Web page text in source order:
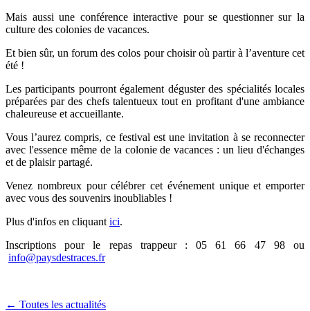
Mais aussi une conférence interactive pour se questionner sur la
culture des colonies de vacances.
Et bien sûr, un forum des colos pour choisir où partir à l’aventure cet
été !
Les participants pourront également déguster des spécialités locales
préparées par des chefs talentueux tout en profitant d'une ambiance
chaleureuse et accueillante.
Vous l’aurez compris, ce festival est une invitation à se reconnecter
avec l'essence même de la colonie de vacances : un lieu d'échanges
et de plaisir partagé.
Venez nombreux pour célébrer cet événement unique et emporter
avec vous des souvenirs inoubliables !
Plus d'infos en cliquant ici.
Inscriptions pour le repas trappeur : 05 61 66 47 98 ou
info@paysdestraces.fr
← Toutes les actualités